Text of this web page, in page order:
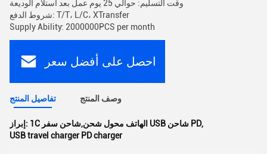
وقت التسليم: حوالي 25 يوم عمل بعد استلام الوديعة
شروط الدفع: T/T، L/C، XTransfer
Supply Ability: 2000000PCS per month
احصل على أفضل سعر
تفاصيل المنتج وصف المنتج
إبراز: 1C الهاتف محول شحن,شاحن سفر USB شاحن PD,
USB travel charger PD charger